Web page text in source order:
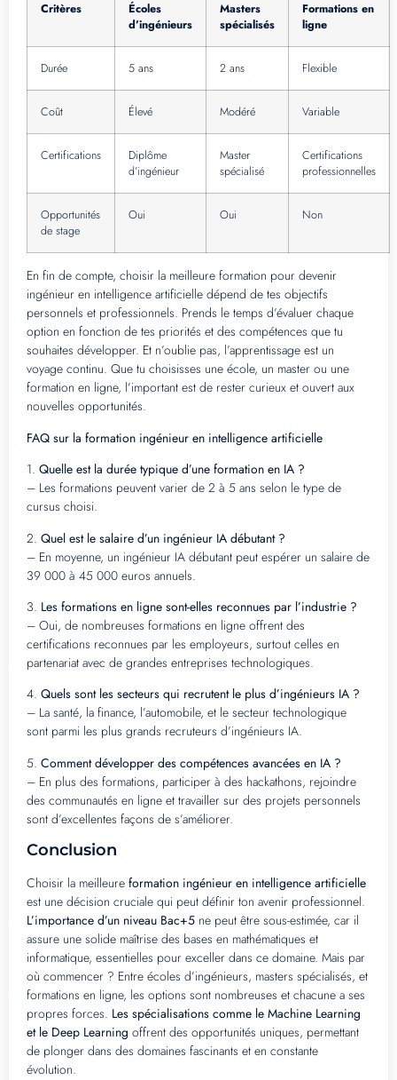
Critères
Écoles
d’ingénieurs
Masters
spécialisés
Formations en
ligne
Durée 5 ans 2 ans Flexible
Coût Élevé Modéré Variable
Certifications
Diplôme
d’ingénieur
Master
spécialisé
Certifications
professionnelles
Opportunités
de stage
Oui Oui Non
En fin de compte, choisir la meilleure formation pour devenir
ingénieur en intelligence artificielle dépend de tes objectifs
personnels et professionnels. Prends le temps d’évaluer chaque
option en fonction de tes priorités et des compétences que tu
souhaites développer. Et n’oublie pas, l’apprentissage est un
voyage continu. Que tu choisisses une école, un master ou une
formation en ligne, l’important est de rester curieux et ouvert aux
nouvelles opportunités.
FAQ sur la formation ingénieur en intelligence artificielle
1. Quelle est la durée typique d’une formation en IA ?
– Les formations peuvent varier de 2 à 5 ans selon le type de
cursus choisi.
2. Quel est le salaire d’un ingénieur IA débutant ?
– En moyenne, un ingénieur IA débutant peut espérer un salaire de
39 000 à 45 000 euros annuels.
3. Les formations en ligne sont-elles reconnues par l’industrie ?
– Oui, de nombreuses formations en ligne offrent des
certifications reconnues par les employeurs, surtout celles en
partenariat avec de grandes entreprises technologiques.
4. Quels sont les secteurs qui recrutent le plus d’ingénieurs IA ?
– La santé, la finance, l’automobile, et le secteur technologique
sont parmi les plus grands recruteurs d’ingénieurs IA.
5. Comment développer des compétences avancées en IA ?
– En plus des formations, participer à des hackathons, rejoindre
des communautés en ligne et travailler sur des projets personnels
sont d’excellentes façons de s’améliorer.
Conclusion
Choisir la meilleure formation ingénieur en intelligence artificielle
est une décision cruciale qui peut définir ton avenir professionnel.
L’importance d’un niveau Bac+5 ne peut être sous-estimée, car il
assure une solide maîtrise des bases en mathématiques et
informatique, essentielles pour exceller dans ce domaine. Mais par
où commencer ? Entre écoles d’ingénieurs, masters spécialisés, et
formations en ligne, les options sont nombreuses et chacune a ses
propres forces. Les spécialisations comme le Machine Learning
et le Deep Learning offrent des opportunités uniques, permettant
de plonger dans des domaines fascinants et en constante
évolution.